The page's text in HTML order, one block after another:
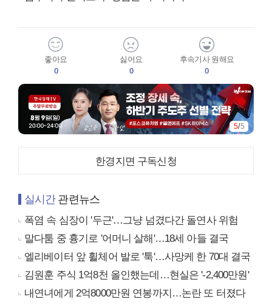
좋아요
0
싫어요
0
후속기사 원해요
0
5/5
한경지면 구독신청
실시간관련뉴스
폭염 속 심장이 '두근'…그냥 넘겼다간 돌연사 위험
말다툼 중 흉기로 '어머니 살해'…18세 아들 결국
엘리베이터 앞 휠체어 발로 '툭'…사망케 한 70대 결국
김원훈 주식 1억8천 올인했는데…현실은 '-2,400만원'
내연녀에게 2억8000만원 연봉까지…논란 또 터졌다